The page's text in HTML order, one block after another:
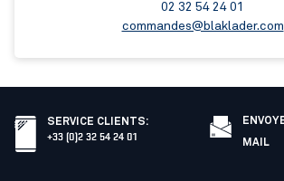
02 32 54 24 01
commandes@blaklader.com
SERVICE CLIENTS:
+33 (0)2 32 54 24 01
MAIL